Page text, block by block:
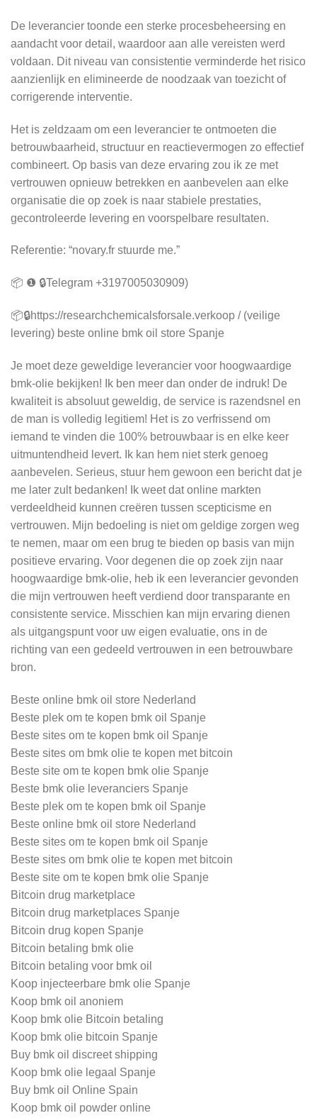
De leverancier toonde een sterke procesbeheersing en
aandacht voor detail, waardoor aan alle vereisten werd
voldaan. Dit niveau van consistentie verminderde het risico
aanzienlijk en elimineerde de noodzaak van toezicht of
corrigerende interventie.
Het is zeldzaam om een leverancier te ontmoeten die
betrouwbaarheid, structuur en reactievermogen zo effectief
combineert. Op basis van deze ervaring zou ik ze met
vertrouwen opnieuw betrekken en aanbevelen aan elke
organisatie die op zoek is naar stabiele prestaties,
gecontroleerde levering en voorspelbare resultaten.
Referentie: “novary.fr stuurde me.”
📦 ❶ 🔒Telegram +3197005030909)
📦🔒https://researchchemicalsforsale.verkoop / (veilige
levering) beste online bmk oil store Spanje
Je moet deze geweldige leverancier voor hoogwaardige
bmk-olie bekijken! Ik ben meer dan onder de indruk! De
kwaliteit is absoluut geweldig, de service is razendsnel en
de man is volledig legitiem! Het is zo verfrissend om
iemand te vinden die 100% betrouwbaar is en elke keer
uitmuntendheid levert. Ik kan hem niet sterk genoeg
aanbevelen. Serieus, stuur hem gewoon een bericht dat je
me later zult bedanken! Ik weet dat online markten
verdeeldheid kunnen creëren tussen scepticisme en
vertrouwen. Mijn bedoeling is niet om geldige zorgen weg
te nemen, maar om een brug te bieden op basis van mijn
positieve ervaring. Voor degenen die op zoek zijn naar
hoogwaardige bmk-olie, heb ik een leverancier gevonden
die mijn vertrouwen heeft verdiend door transparante en
consistente service. Misschien kan mijn ervaring dienen
als uitgangspunt voor uw eigen evaluatie, ons in de
richting van een gedeeld vertrouwen in een betrouwbare
bron.
Beste online bmk oil store Nederland
Beste plek om te kopen bmk oil Spanje
Beste sites om te kopen bmk oil Spanje
Beste sites om bmk olie te kopen met bitcoin
Beste site om te kopen bmk olie Spanje
Beste bmk olie leveranciers Spanje
Beste plek om te kopen bmk oil Spanje
Beste online bmk oil store Nederland
Beste sites om te kopen bmk oil Spanje
Beste sites om bmk olie te kopen met bitcoin
Beste site om te kopen bmk olie Spanje
Bitcoin drug marketplace
Bitcoin drug marketplaces Spanje
Bitcoin drug kopen Spanje
Bitcoin betaling bmk olie
Bitcoin betaling voor bmk oil
Koop injecteerbare bmk olie Spanje
Koop bmk oil anoniem
Koop bmk olie Bitcoin betaling
Koop bmk olie bitcoin Spanje
Buy bmk oil discreet shipping
Koop bmk olie legaal Spanje
Buy bmk oil Online Spain
Koop bmk oil powder online